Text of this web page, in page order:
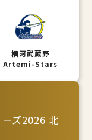
横河武蔵野
Artemi-Stars
ズ2026 北